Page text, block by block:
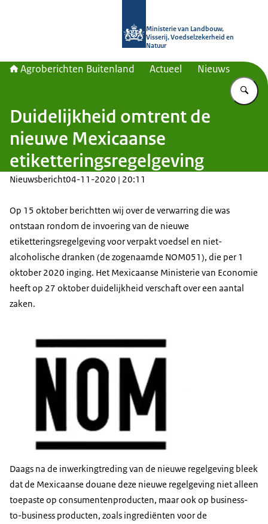
Ministerie van Landbouw,
Visserij, Voedselzekerheid en
Natuur
Agroberichten Buitenland Actueel Nieuws
Duidelijkheid omtrent de
nieuwe Mexicaanse
etiketteringsregelgeving
Nieuwsbericht04-11-2020 | 20:11
Op 15 oktober berichtten wij over de verwarring die was
ontstaan rondom de invoering van de nieuwe
etiketteringsregelgeving voor verpakt voedsel en niet-
alcoholische dranken (de zogenaamde NOM051), die per 1
oktober 2020 inging. Het Mexicaanse Ministerie van Economie
heeft op 27 oktober duidelijkheid verschaft over een aantal
zaken.
Daags na de inwerkingtreding van de nieuwe regelgeving bleek
dat de Mexicaanse douane deze nieuwe regelgeving niet alleen
toepaste op consumentenproducten, maar ook op business-
to-business producten, zoals ingrediënten voor de